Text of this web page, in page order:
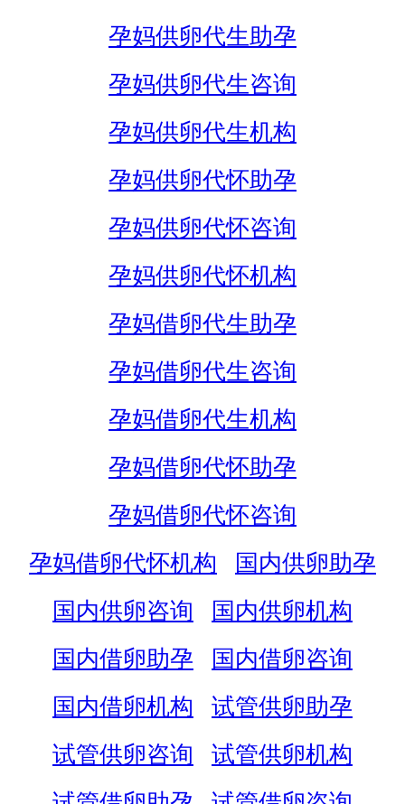
孕妈供卵代生助孕
孕妈供卵代生咨询
孕妈供卵代生机构
孕妈供卵代怀助孕
孕妈供卵代怀咨询
孕妈供卵代怀机构
孕妈借卵代生助孕
孕妈借卵代生咨询
孕妈借卵代生机构
孕妈借卵代怀助孕
孕妈借卵代怀咨询
孕妈借卵代怀机构
国内供卵助孕
国内供卵咨询
国内供卵机构
国内借卵助孕
国内借卵咨询
国内借卵机构
试管供卵助孕
试管供卵咨询
试管供卵机构